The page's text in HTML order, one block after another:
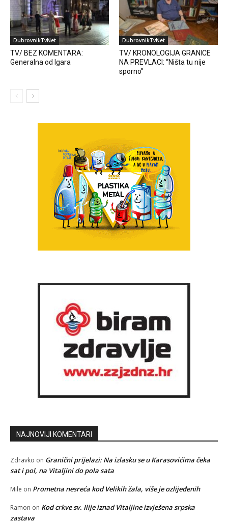
DubrovnikTvNet
TV/ BEZ KOMENTARA:
Generalna od Igara
DubrovnikTvNet
TV/ KRONOLOGIJA GRANICE
NA PREVLACI: “Ništa tu nije
sporno”
NAJNOVIJI KOMENTARI
Zdravko on Granični prijelazi: Na izlasku se u Karasovićima čeka
sat i pol, na Vitaljini do pola sata
Mile on Prometna nesreća kod Velikih žala, više je ozlijeđenih
Ramon on Kod crkve sv. Ilije iznad Vitaljine izvješena srpska
zastava